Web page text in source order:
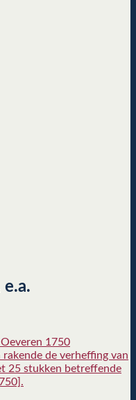
1750
rakende de verheffing van
25 stukken betreffende